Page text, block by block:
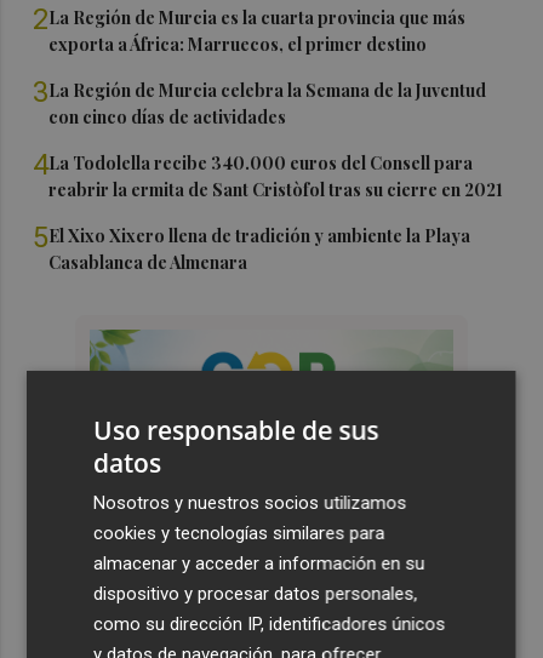
2La Región de Murcia es la cuarta provincia que más
exporta a África: Marruecos, el primer destino
3La Región de Murcia celebra la Semana de la Juventud
con cinco días de actividades
4La Todolella recibe 340.000 euros del Consell para
reabrir la ermita de Sant Cristòfol tras su cierre en 2021
5El Xixo Xixero llena de tradición y ambiente la Playa
Casablanca de Almenara
Uso responsable de sus
datos
Nosotros y nuestros socios utilizamos
cookies y tecnologías similares para
almacenar y acceder a información en su
dispositivo y procesar datos personales,
como su dirección IP, identificadores únicos